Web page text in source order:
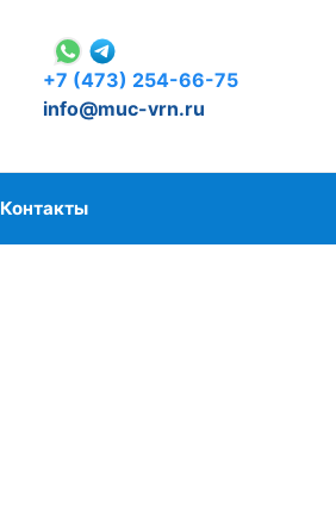
+7 (473) 254-66-75
info@muc-vrn.ru
Контакты